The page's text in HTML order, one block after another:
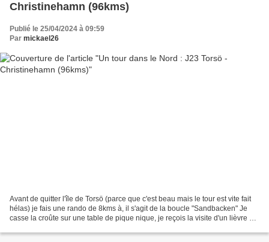
Christinehamn (96kms)
Publié le 25/04/2024 à 09:59
Par mickael26
Avant de quitter l'île de Torsö (parce que c'est beau mais le tour est vite fait
hélas) je fais une rando de 8kms à, il s'agit de la boucle "Sandbacken" Je
casse la croûte sur une table de pique nique, je reçois la visite d'un lièvre qui